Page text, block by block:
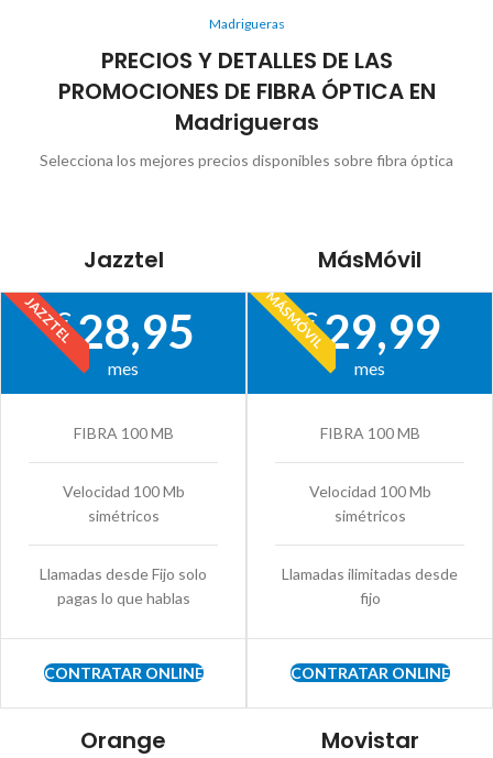
Madrigueras
PRECIOS Y DETALLES DE LAS
PROMOCIONES DE FIBRA ÓPTICA EN
Madrigueras
Selecciona los mejores precios disponibles sobre fibra óptica
Jazztel
JAZZTEL
€28,95
mes
FIBRA 100 MB
Velocidad 100 Mb
simétricos
Llamadas desde Fijo solo
pagas lo que hablas
CONTRATAR ONLINE
MásMóvil
MÁSMÓVIL
€29,99
mes
FIBRA 100 MB
Velocidad 100 Mb
simétricos
Llamadas ilimitadas desde
fijo
CONTRATAR ONLINE
Orange Movistar